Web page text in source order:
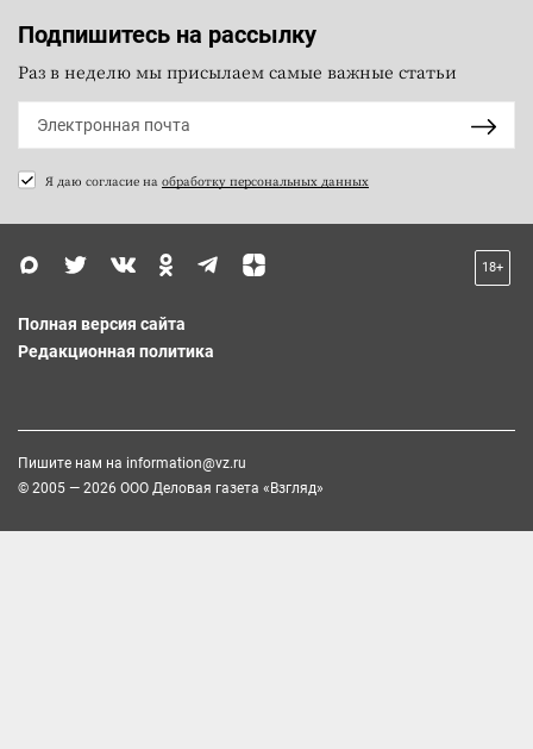
Подпишитесь на рассылку
Раз в неделю мы присылаем самые важные статьи
Я даю согласие на обработку персональных данных
18+
Полная версия сайта
Редакционная политика
Пишите нам на information@vz.ru
© 2005 — 2026 ООО Деловая газета «Взгляд»